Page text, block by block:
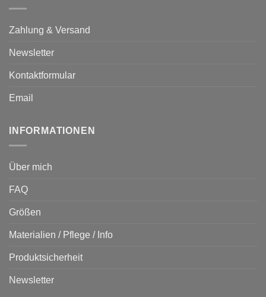
Zahlung & Versand
Newsletter
Kontaktformular
Email
INFORMATIONEN
Über mich
FAQ
Größen
Materialien / Pflege / Info
Produktsicherheit
Newsletter